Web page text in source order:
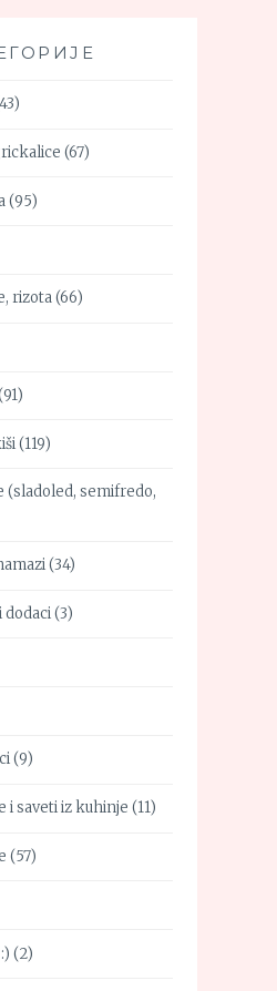
(67)
(95)
rizota(66)
(119)
(sladoled, semifredo,
(34)
dodaci(3)
(9)
i saveti iz kuhinje (11)
(57)
(2)